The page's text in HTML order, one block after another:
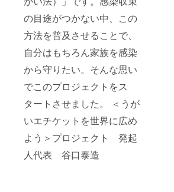
の目途がつかない中、この
方法を普及させることで、
自分はもちろん家族を感染
から守りたい。そんな思い
でこのプロジェクトをス
タートさせました。 ＜うが
いエチケットを世界に広め
よう＞プロジェクト 発起
人代表 谷口泰造